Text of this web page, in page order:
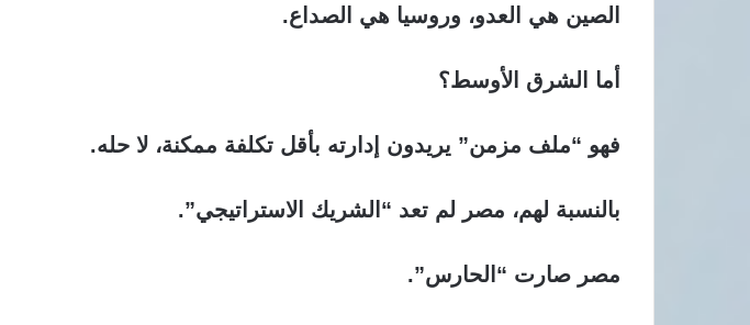
الصين هي العدو، وروسيا هي الصداع.
أما الشرق الأوسط؟
فهو “ملف مزمن” يريدون إدارته بأقل تكلفة ممكنة، لا حله.
بالنسبة لهم، مصر لم تعد “الشريك الاستراتيجي”.
مصر صارت “الحارس”.